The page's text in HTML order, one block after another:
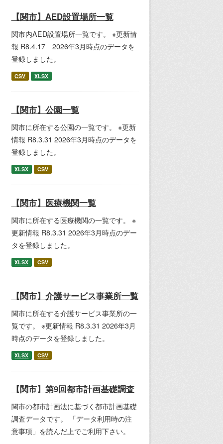
【関市】AED設置場所一覧
関市内AED設置場所一覧です。 ※更新情
報 R8.4.17 2026年3月時点のデータを
登録しました。
CSV XLSX
【関市】公園一覧
関市に所在する公園の一覧です。 ※更新
情報 R8.3.31 2026年3月時点のデータを
登録しました。
XLSX CSV
【関市】医療機関一覧
関市に所在する医療機関の一覧です。 ※
更新情報 R8.3.31 2026年3月時点のデー
タを登録しました。
XLSX CSV
【関市】介護サービス事業所一覧
関市に所在する介護サービス事業所の一
覧です。 ※更新情報 R8.3.31 2026年3月
時点のデータを登録しました。
XLSX CSV
【関市】第9回都市計画基礎調査
関市の都市計画法に基づく都市計画基礎
調査データです。 「データ利用時の注
意事項」を読んだ上でご利用下さい。